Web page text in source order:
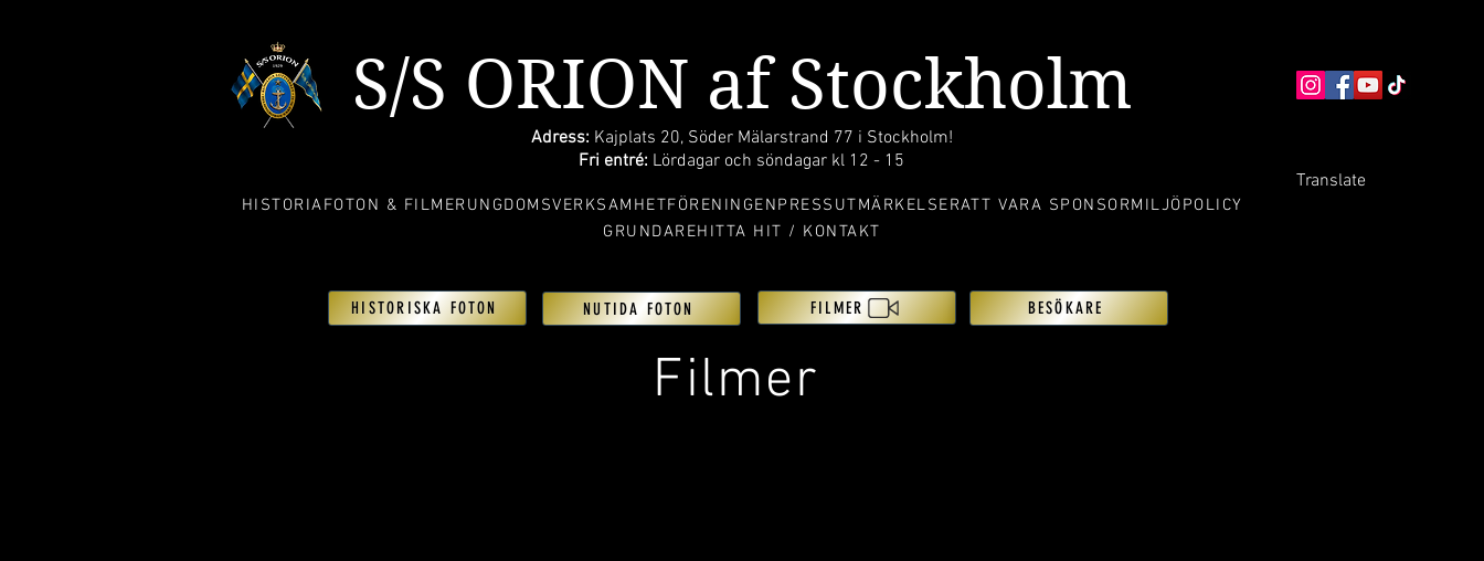
S/S ORION af Stockholm
Adress: Kajplats 20, Söder Mälarstrand 77 i Stockholm!
Fri entré: Lördagar och söndagar kl 12 - 15
HISTORIAFOTON & FILMER UNGDOMSVERKSAMHETFÖRENINGENPRESS UTMÄRKELSERATT VARA SPONSORMILJÖPOLICY
GRUNDAREHITTA HIT / KONTAKT
Translate
HISTORISKA FOTON NUTIDA FOTON FILMER BESÖKARE
Filmer